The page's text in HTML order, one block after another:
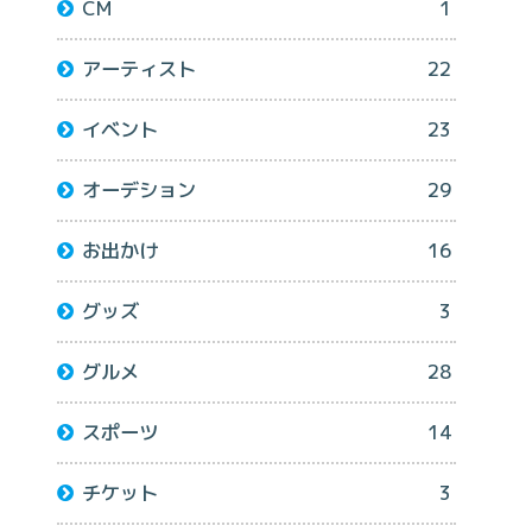
CM 1
アーティスト 22
イベント 23
オーデション 29
お出かけ 16
グッズ 3
グルメ 28
スポーツ 14
チケット 3